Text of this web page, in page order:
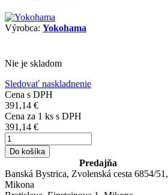
Výrobca: Yokohama
Nie je skladom
Sledovať naskladnenie
Cena s DPH
391,14 €
Cena za 1 ks s DPH
391,14 €
Do košíka
Predajňa
Banská Bystrica, Zvolenská cesta 6854/51,
Mikona